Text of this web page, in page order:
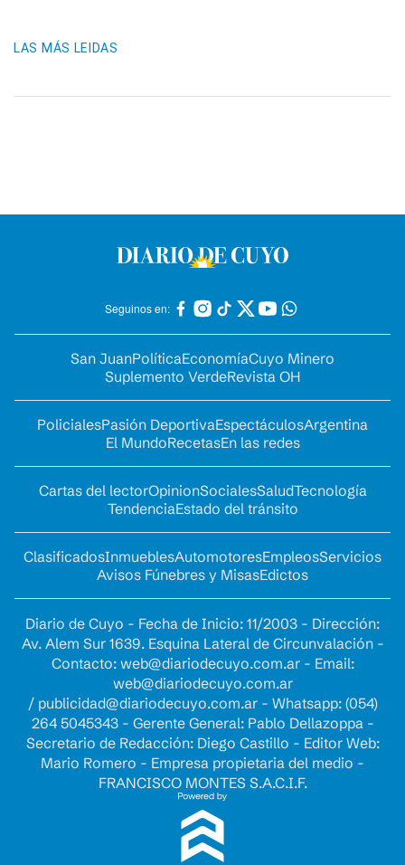
LAS MÁS LEIDAS
Seguinos en:
San JuanPolíticaEconomíaCuyo Minero
Suplemento VerdeRevista OH
PolicialesPasión DeportivaEspectáculosArgentina
El MundoRecetasEn las redes
Cartas del lectorOpinionSocialesSaludTecnología
TendenciaEstado del tránsito
ClasificadosInmueblesAutomotoresEmpleosServicios
Avisos Fúnebres y MisasEdictos
Diario de Cuyo - Fecha de Inicio: 11/2003 - Dirección:
Av. Alem Sur 1639. Esquina Lateral de Circunvalación -
Contacto: web@diariodecuyo.com.ar- Email:
web@diariodecuyo.com.ar
/ publicidad@diariodecuyo.com.ar- Whatsapp: (054)
264 5045343 - Gerente General: Pablo Dellazoppa -
Secretario de Redacción: Diego Castillo - Editor Web:
Mario Romero - Empresa propietaria del medio -
FRANCISCO MONTES S.A.C.I.F.